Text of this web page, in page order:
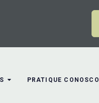
PRATIQUE CONOSCO